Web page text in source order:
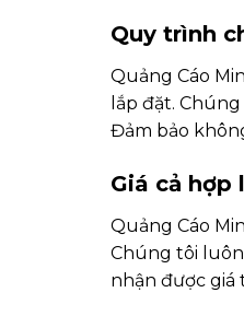
Quy trình
Quảng Cáo
lắp đặt.
Đảm bảo
Giá cả hợp
Quảng Cáo
Chúng tôi
nhận được giá